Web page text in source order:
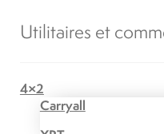
Utilitaires et
4×2
Carryall